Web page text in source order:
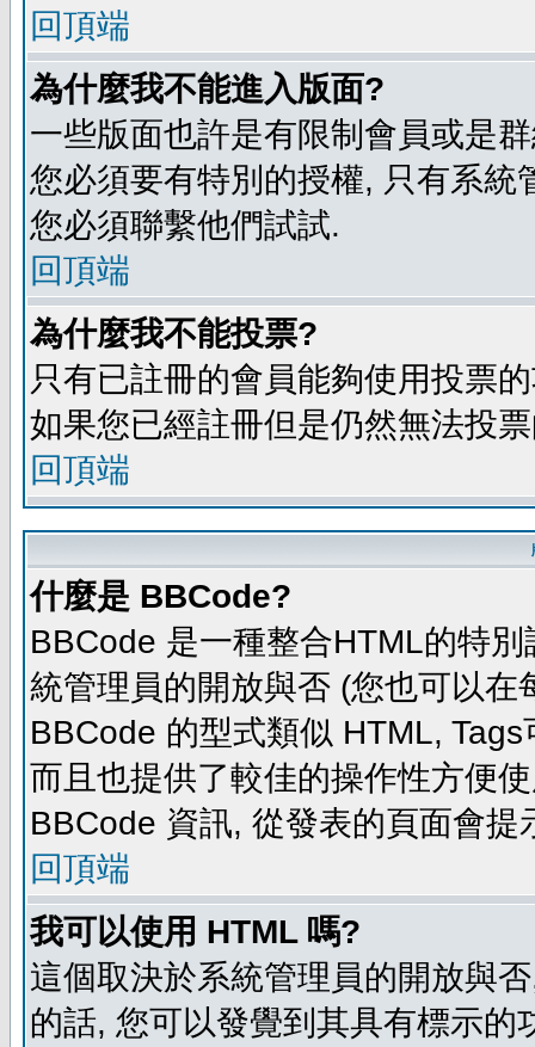
回頂端
為什麼我不能進入版面?
一些版面也許是有限制會員或是
您必須要有特別的授權, 只有系
您必須聯繫他們試試.
回頂端
為什麼我不能投票?
只有已註冊的會員能夠使用投票
如果您已經註冊但是仍然無法投
回頂端
什麼是 BBCode?
BBCode 是一種整合HTML的特
統管理員的開放與否 (您也可以
BBCode 的型式類似 HTML,
而且也提供了較佳的操作性方便
BBCode 資訊, 從發表的頁面會提
回頂端
我可以使用 HTML 嗎?
這個取決於系統管理員的開放與
的話, 您可以發覺到其具有標示